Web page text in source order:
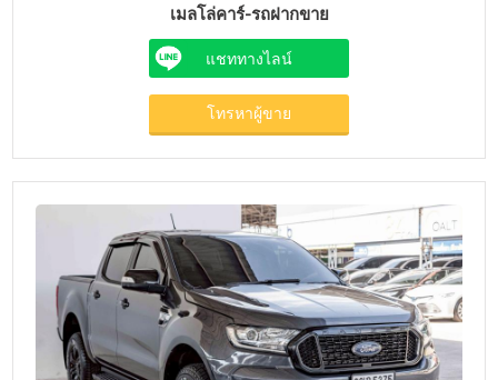
เมลโล่คาร์-รถฝากขาย
แชททางไลน์
โทรหาผู้ขาย